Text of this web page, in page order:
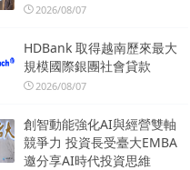
2026/08/07
HDBank 取得越南歷來最大
規模國際銀團社會貸款
2026/08/07
創智動能強化AI與經營雙軸
競爭力 投資長受臺大EMBA
邀分享AI時代投資思維